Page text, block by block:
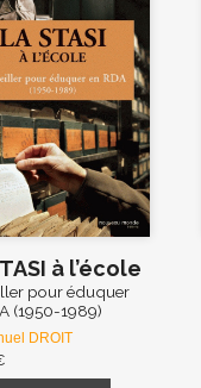
à l’école
pour éduquer
(1950-1989)
DROIT